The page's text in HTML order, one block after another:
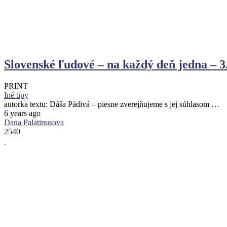
Slovenské ľudové – na každý deň jedna –
PRINT
Iné tipy
autorka textu: Dáša Pádivá – piesne zverejňujeme s jej súhlasom …
6 years ago
Dana Palatinusova
2540